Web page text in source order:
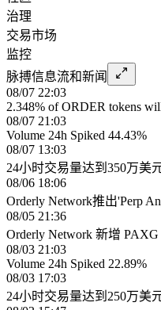
治理
交易市场
监控
脉搏信息流和新闻
08/07 22:03
2.348% of ORDER tokens
08/07 21:03
Volume 24h Spiked 44.43%
08/07 13:03
24小时交易量达到350万美
08/06 18:06
Orderly Network推出'Perp
08/05 21:36
Orderly Network 新增
08/03 21:03
Volume 24h Spiked 22.89%
08/03 17:03
24小时交易量达到250万美